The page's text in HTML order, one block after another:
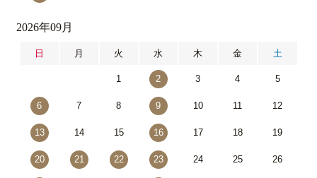
2026年09月
日 月 火 水 木 金 土
1 2 3 4 5
6 7 8 9 10 11 12
13 14 15 16 17 18 19
20 21 22 23 24 25 26